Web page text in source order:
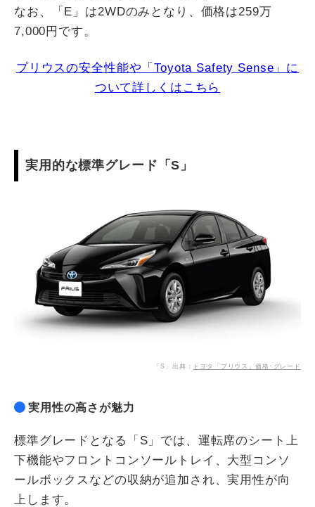
なお、「E」は2WDのみとなり、価格は259万
7,000円です。
プリウスの安全性能や「Toyota Safety Sense」に
ついて詳しくはこちら
実用的な標準グレード「S」
「S」出典： トヨタ「プリウス」価格･グレード
実用性の高さが魅力
標準グレードとなる「S」では、運転席のシート上
下機能やフロントコンソールトレイ、大型コンソ
ールボックスなどの収納が追加され、実用性が向
上します。